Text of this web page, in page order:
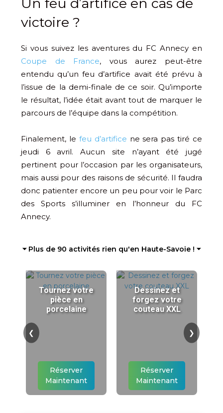
victoire ?
Si vous suivez les aventures du FC Annecy en
Coupe de France, vous aurez peut-être
entendu qu’un feu d’artifice avait été prévu à
l’issue de la demi-finale de ce soir. Qu’importe
le résultat, l’idée était avant tout de marquer le
parcours de l’équipe dans la compétition.
Finalement, le feu d’artifice ne sera pas tiré ce
jeudi 6 avril. Aucun site n’ayant été jugé
pertinent pour l’occasion par les organisateurs,
mais aussi pour des raisons de sécurité. Il faudra
donc patienter encore un peu pour voir le Parc
des Sports s’illuminer en l’honneur du FC
Annecy.
⏷ Plus de 90 activités rien qu'en Haute-Savoie ! ⏷
Tournez votre
pièce en
porcelaine
Réserver
Maintenant
Dessinez et
forgez votre
couteau XXL
Réserver
Maintenant
❮ ❯